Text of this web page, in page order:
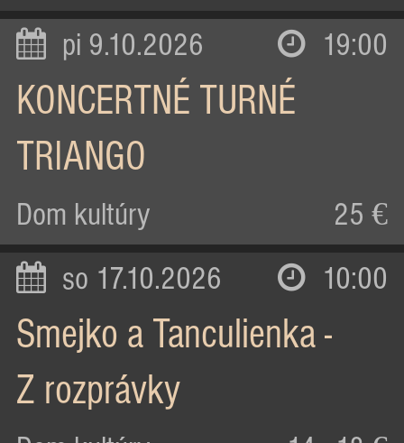
pi 9.10.2026 19:00
KONCERTNÉ TURNÉ
TRIANGO
Dom kultúry 25 €
so 17.10.2026 10:00
Smejko a Tanculienka -
Z rozprávky